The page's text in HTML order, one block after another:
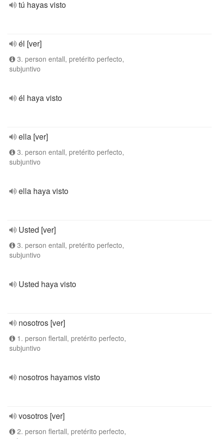
tú hayas visto
él [ver]
3. person entall, pretérito perfecto,
subjuntivo
él haya visto
ella [ver]
3. person entall, pretérito perfecto,
subjuntivo
ella haya visto
Usted [ver]
3. person entall, pretérito perfecto,
subjuntivo
Usted haya visto
nosotros [ver]
1. person flertall, pretérito perfecto,
subjuntivo
nosotros hayamos visto
vosotros [ver]
2. person flertall, pretérito perfecto,